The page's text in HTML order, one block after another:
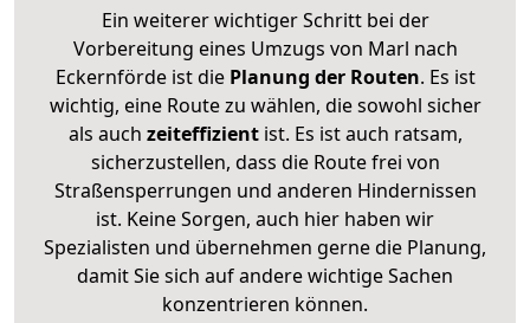
Ein weiterer wichtiger Schritt bei der
Vorbereitung eines Umzugs von Marl nach
Eckernförde ist diePlanung der Routen. Es ist
wichtig, eine Route zu wählen, die sowohl sicher
als auch zeiteffizientist. Es ist auch ratsam,
sicherzustellen, dass die Route frei von
Straßensperrungen und anderen Hindernissen
ist. Keine Sorgen, auch hier haben wir
Spezialisten und übernehmen gerne die Planung,
damit Sie sich auf andere wichtige Sachen
konzentrieren können.